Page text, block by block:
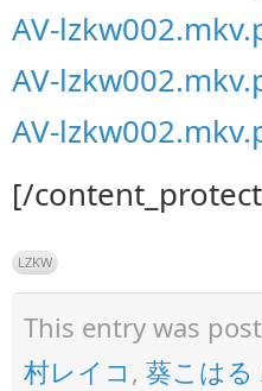
AV-
AV-
AV-
[/
LZKW
This entry was
村レイコ , 葵こはる